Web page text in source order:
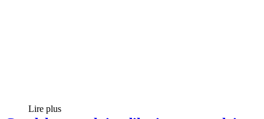
Lire plus